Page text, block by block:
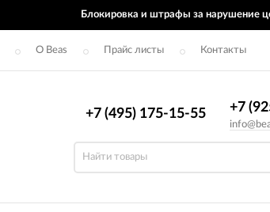
Блокировка и штрафы за нарушение
О Beas Прайс листы Контакты
+7 (495) 175-15-55 +7